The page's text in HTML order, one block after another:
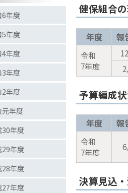
健保組合
年度 報
令和
7年度
予算編成
年度 報
令和
7年度
決算見込
6年度
5年度
4年度
3年度
2年度
元年度
30年度
29年度
28年度
27年度